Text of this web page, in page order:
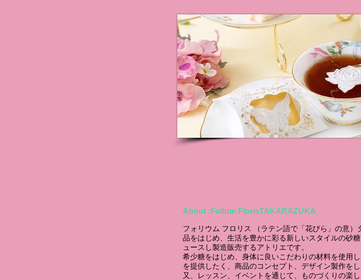
About :Folium FlorisTAKARAZUKA
フォリウム フロリス （ラテン語で「花びら」の意
品をはじめ、生活を豊かに彩る新しいスタイルの砂
ュースし製造販売するアトリエです。
希少糖をはじめ、身体に良いこだわりの材料を使用
を提供したく、商品のコンセプト、デザイン製作をし
又、レッスン、イベントを通じて、ものづくりの楽